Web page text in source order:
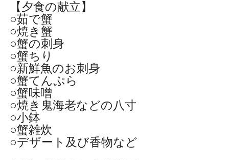
【夕食の献立】
○茹で蟹
○焼き蟹
○蟹の刺身
○蟹ちり
○新鮮魚のお刺身
○蟹てんぷら
○蟹味噌
○焼き鬼海老などの八寸
○小鉢
○蟹雑炊
○デザート及び香物など